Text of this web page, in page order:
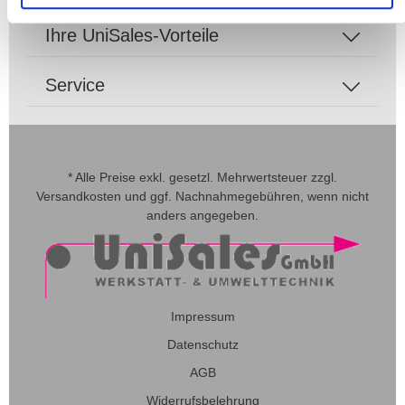
Ihre UniSales-Vorteile
Service
Impressum
Datenschutz
AGB
Widerrufsbelehrung
* Alle Preise exkl. gesetzl. Mehrwertsteuer zzgl.
Versandkosten und ggf. Nachnahmegebühren, wenn nicht
anders angegeben.